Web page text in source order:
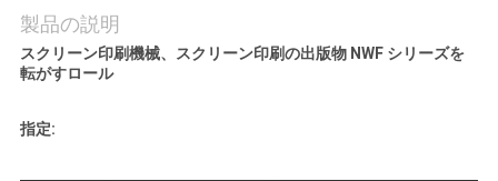
達
に
連
製品の説明
スクリーン印刷機械、スクリーン印刷の出版物 NWF シリーズを
転がすロール
指定: